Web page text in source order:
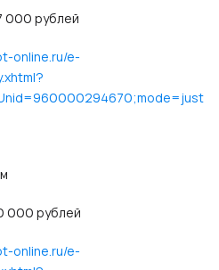
рублей
online.ru/e-
000 рублей
online.ru/e-